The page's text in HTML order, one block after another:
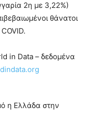
2η με 3,22%)
θάνατοι
in Data – δεδομένα
η Ελλάδα στην